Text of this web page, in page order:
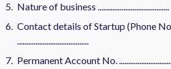
Nature of business .......................................
Contact details of Startup (Phone
.......................................
Permanent Account No.